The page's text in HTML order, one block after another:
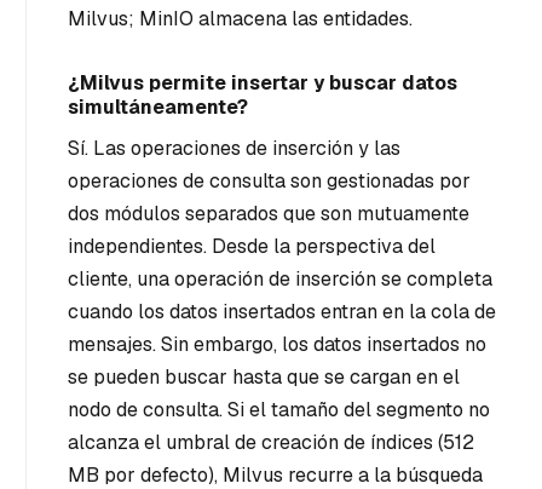
Milvus; MinIO almacena las entidades.
¿Milvus permite insertar y buscar datos
simultáneamente?
Sí. Las operaciones de inserción y las
operaciones de consulta son gestionadas por
dos módulos separados que son mutuamente
independientes. Desde la perspectiva del
cliente, una operación de inserción se completa
cuando los datos insertados entran en la cola de
mensajes. Sin embargo, los datos insertados no
se pueden buscar hasta que se cargan en el
nodo de consulta. Si el tamaño del segmento no
alcanza el umbral de creación de índices (512
MB por defecto), Milvus recurre a la búsqueda